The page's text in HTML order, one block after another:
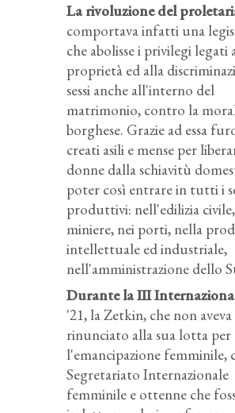
La rivoluzione del
comportava infatti una
che abolisse i privilegi legati
proprietà ed alla
sessi anche all'interno del
matrimonio, contro la
borghese. Grazie ad essa
creati asili e mense per
donne dalla schiavitù
poter così entrare in tutti i
produttivi: nell'edilizia
miniere, nei porti, nella
intellettuale ed industriale,
nell'amministrazione dello
Durante la III
'21, la Zetkin, che non aveva
rinunciato alla sua lotta per
l'emancipazione femminile,
Segretariato Internazionale
femminile e ottenne che